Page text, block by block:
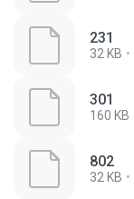
231
32 KB
301
160 KB
802
32 KB